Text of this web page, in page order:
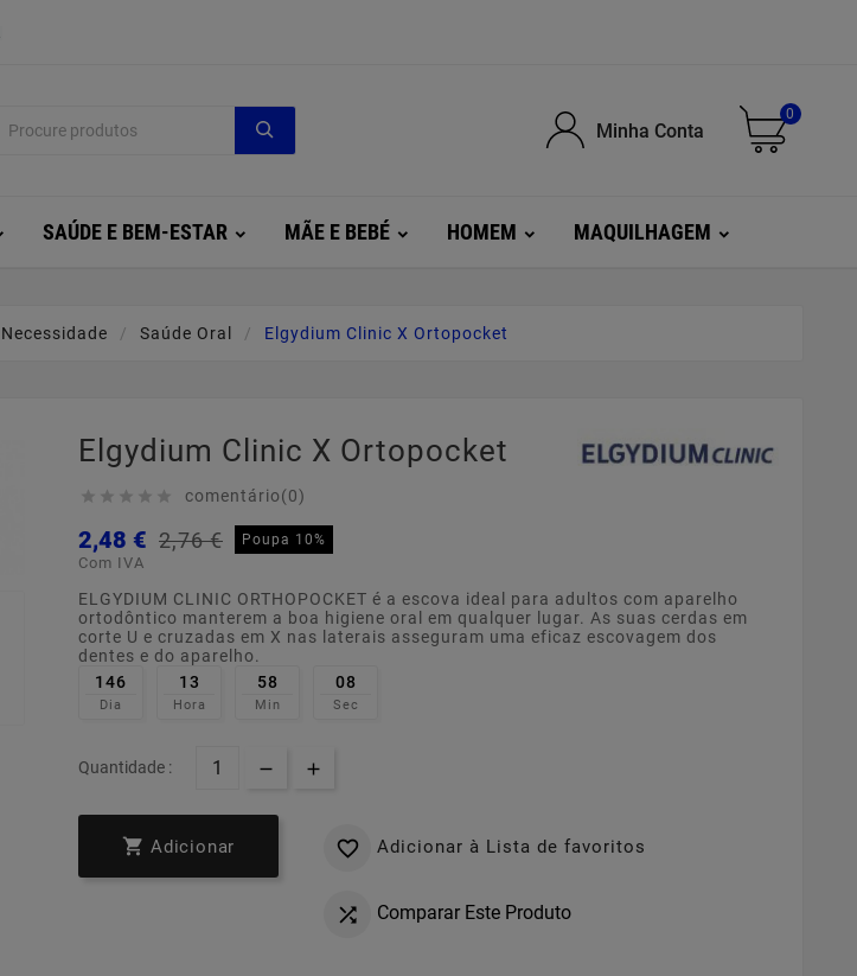
Minha Conta
0
SAÚDE E BEM-ESTAR MÃE E BEBÉ HOMEM MAQUILHAGEM
Saúde Oral Elgydium Clinic X Ortopocket
Elgydium Clinic X Ortopocket
     comentário(0)
2,48 € 2,76 € Poupa 10%
Com IVA
ELGYDIUM CLINIC ORTHOPOCKET é a escova ideal para adultos com aparelho
ortodôntico manterem a boa higiene oral em qualquer lugar. As suas cerdas em
corte U e cruzadas em X nas laterais asseguram uma eficaz escovagem dos
dentes e do aparelho.
146
Dia
13
Hora
58
Min
07
Sec
Quantidade :
 Adicionar  Adicionar à Lista de favoritos
 Comparar Este Produto